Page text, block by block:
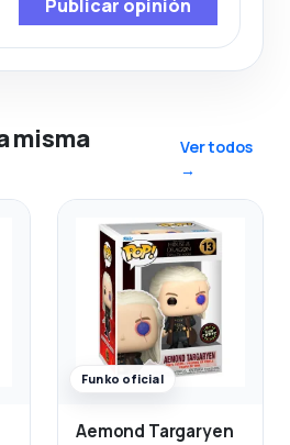
Publicar opinión
misma
Ver todos
→
Funko oficial
Aemond Targaryen